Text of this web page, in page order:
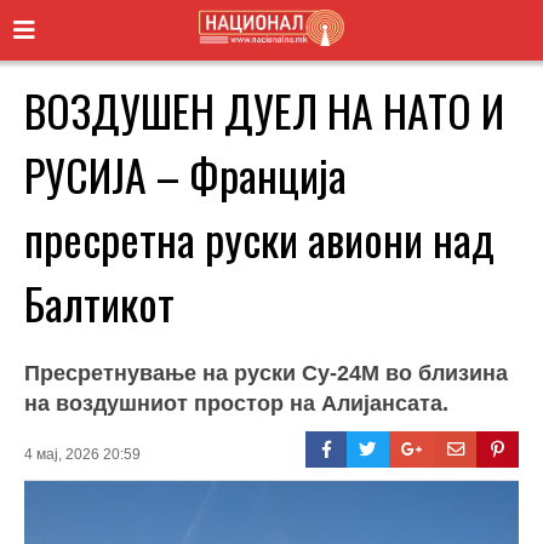
ВОЗДУШЕН ДУЕЛ НА НАТО И
РУСИЈА – Франција
пресретна руски авиони над
Балтикот
Пресретнување на руски Су-24М во близина
на воздушниот простор на Алијансата.
4 мај, 2026 20:59